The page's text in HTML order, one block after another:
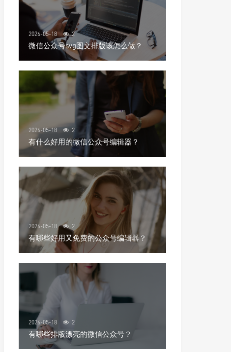
2026-05-18 2
微信公众号svg图文排版该怎么做？
2026-05-18 2
有什么好用的微信公众号编辑器？
2026-05-18 2
有哪些好用又免费的公众号编辑器？
2026-05-18 2
有哪些排版漂亮的微信公众号？